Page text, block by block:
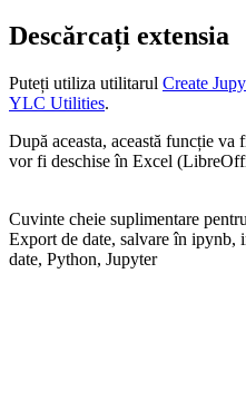
Descărcați extensia
Puteți utiliza utilitarul Create
YLC Utilities.
După aceasta, această funcție
vor fi deschise în Excel
Cuvinte cheie suplimentare
Export de date, salvare în ipynb,
date, Python, Jupyter